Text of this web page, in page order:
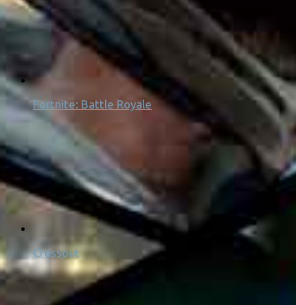
Fortnite: Battle Royale
Crossout